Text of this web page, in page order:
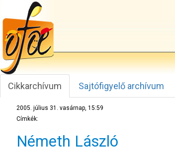
Cikkarchívum Sajtófigyelő archívum
2005. július 31. vasárnap, 15:59
Címkék:
Németh László